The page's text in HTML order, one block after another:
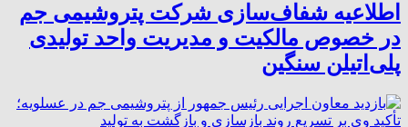
اطلاعیه شفاف‌سازی شرکت پتروشیمی جم
در خصوص مالکیت و مدیریت واحد تولیدی
پلی‌اتیلن سنگین